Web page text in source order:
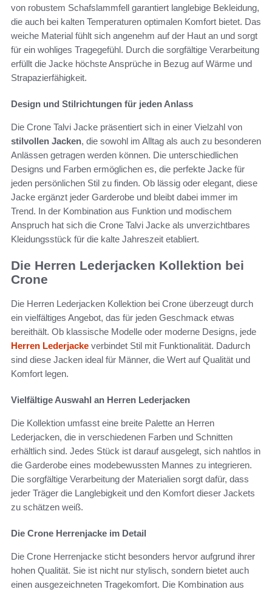
von robustem Schafslammfell garantiert langlebige Bekleidung,
die auch bei kalten Temperaturen optimalen Komfort bietet. Das
weiche Material fühlt sich angenehm auf der Haut an und sorgt
für ein wohliges Tragegefühl. Durch die sorgfältige Verarbeitung
erfüllt die Jacke höchste Ansprüche in Bezug auf Wärme und
Strapazierfähigkeit.
Design und Stilrichtungen für jeden Anlass
Die Crone Talvi Jacke präsentiert sich in einer Vielzahl von
stilvollen Jacken, die sowohl im Alltag als auch zu besonderen
Anlässen getragen werden können. Die unterschiedlichen
Designs und Farben ermöglichen es, die perfekte Jacke für
jeden persönlichen Stil zu finden. Ob lässig oder elegant, diese
Jacke ergänzt jeder Garderobe und bleibt dabei immer im
Trend. In der Kombination aus Funktion und modischem
Anspruch hat sich die Crone Talvi Jacke als unverzichtbares
Kleidungsstück für die kalte Jahreszeit etabliert.
Die Herren Lederjacken Kollektion bei
Crone
Die Herren Lederjacken Kollektion bei Crone überzeugt durch
ein vielfältiges Angebot, das für jeden Geschmack etwas
bereithält. Ob klassische Modelle oder moderne Designs, jede
Herren Lederjacke verbindet Stil mit Funktionalität. Dadurch
sind diese Jacken ideal für Männer, die Wert auf Qualität und
Komfort legen.
Vielfältige Auswahl an Herren Lederjacken
Die Kollektion umfasst eine breite Palette an Herren
Lederjacken, die in verschiedenen Farben und Schnitten
erhältlich sind. Jedes Stück ist darauf ausgelegt, sich nahtlos in
die Garderobe eines modebewussten Mannes zu integrieren.
Die sorgfältige Verarbeitung der Materialien sorgt dafür, dass
jeder Träger die Langlebigkeit und den Komfort dieser Jackets
zu schätzen weiß.
Die Crone Herrenjacke im Detail
Die Crone Herrenjacke sticht besonders hervor aufgrund ihrer
hohen Qualität. Sie ist nicht nur stylisch, sondern bietet auch
einen ausgezeichneten Tragekomfort. Die Kombination aus